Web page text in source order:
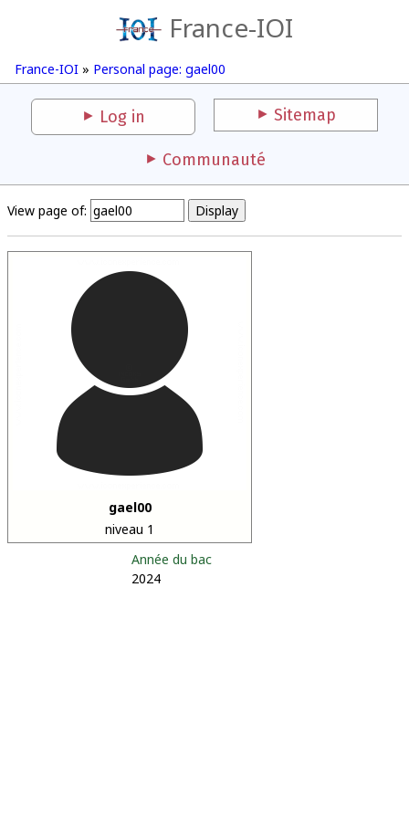
France-IOI
France-IOI » Personal page: gael00
Log in Sitemap
Communauté
View page of:
gael00
niveau 1
Année du bac
2024